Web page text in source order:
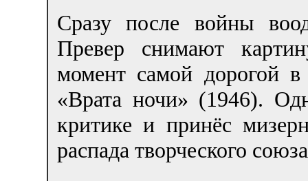
Сразу после войны
Превер снимают
момент самой дорогой
«Врата ночи» (1946).
критике и принёс
распада творческого